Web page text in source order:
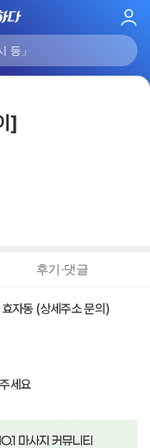
로
]
후기·댓글
자동 (상세주소 문의)
세요